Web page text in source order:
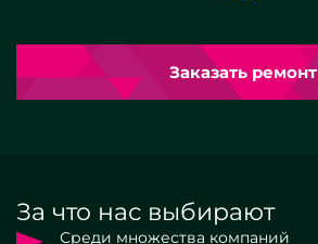
Заказать ремонт
За что нас выбирают
Среди множества компаний